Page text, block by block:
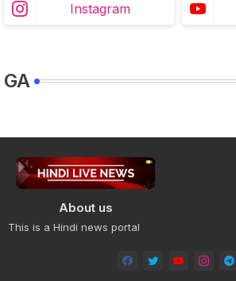
Instagram
GA
About us
This is a Hindi news portal